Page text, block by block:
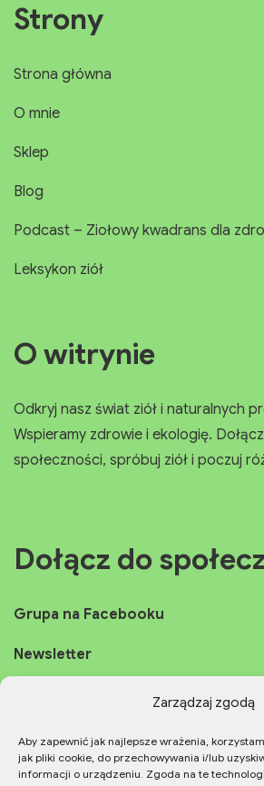
Zarządzaj zgodą
Aby zapewnić jak najlepsze wrażenia,
jak pliki cookie, do przechowywania i/lub
informacji o urządzeniu. Zgoda na te
Strony
Strona główna
O mnie
Sklep
Blog
Podcast – Ziołowy kwadrans dla
Leksykon ziół
O witrynie
Odkryj nasz świat ziół i naturalnych
Wspieramy zdrowie i ekologię.
społeczności, spróbuj ziół i poczuj
Dołącz do
Grupa na Facebooku
Newsletter
Instagram
YouTube